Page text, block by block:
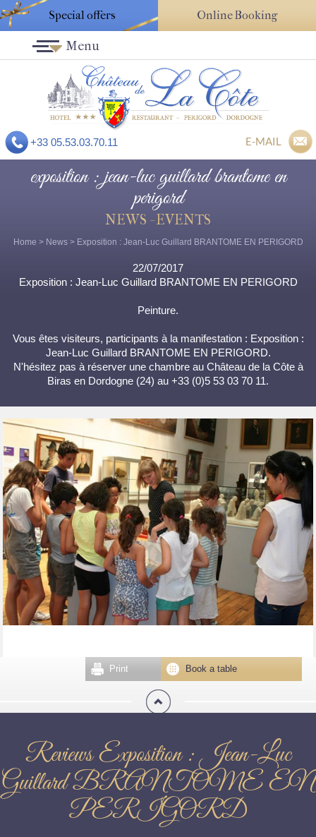
Special offers Online Booking
+33 05.53.03.70.11 E-MAIL
Menu
exposition : jean-luc guillard brantome en
perigord
NEWS - EVENTS
Home > News> Exposition : Jean-Luc Guillard BRANTOME EN PERIGORD
22/07/2017
Exposition : Jean-Luc Guillard BRANTOME EN PERIGORD
Peinture.
Vous êtes visiteurs, participants à la manifestation : Exposition :
Jean-Luc Guillard BRANTOME EN PERIGORD.
N'hésitez pas à réserver une chambre au Château de la Côte à
Biras en Dordogne (24) au +33 (0)5 53 03 70 11.
Book a table
Print
Reviews Exposition : Jean-Luc
Guillard BRANTOME EN
PERIGORD